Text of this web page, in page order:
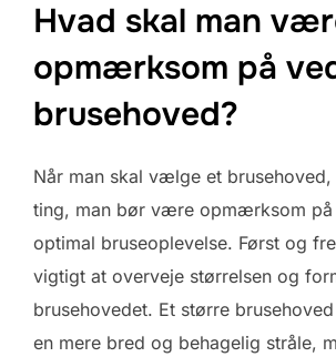
Hvad skal man
opmærksom på
brusehoved?
Når man skal vælge et
ting, man bør være opmærksom på
optimal bruseoplevelse. Først og
vigtigt at overveje størrelsen og
brusehovedet. Et større
en mere bred og behagelig stråle,